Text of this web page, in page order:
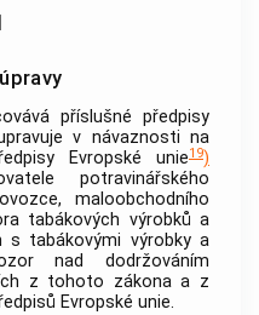
příslušné předpisy
v návaznosti na
Evropské unie19)
potravinářského
maloobchodního
tabákových výrobků a
s tabákovými výrobkya
nad dodržováním
z tohoto zákona a z
Evropské unie.